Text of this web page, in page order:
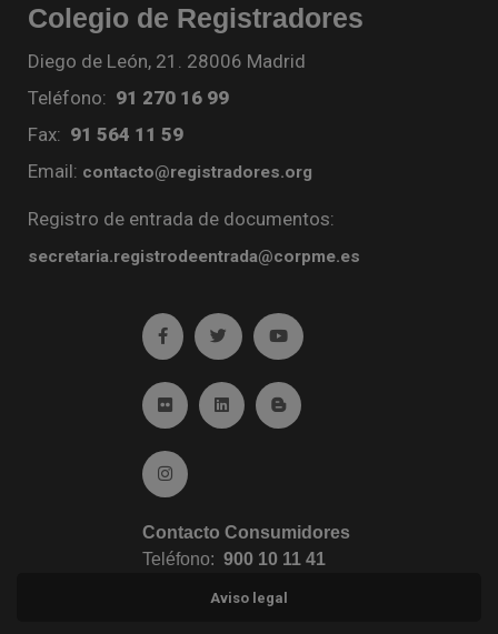
Colegio de Registradores
Diego de León, 21. 28006 Madrid
Teléfono: 91 270 16 99
Fax: 91 564 11 59
Email: contacto@registradores.org
Registro de entrada de documentos:
secretaria.registrodeentrada@corpme.es
Ir a facebook (abre en ventana nueva)
Ir a twitter (abre en ventana nueva)
Ir a YouTube (abre en
Ir a Flickr (abre en ventana nueva)
Ir a Linkedin (abre en ventana nueva)
Ir al Blog (abre en ventana
Ir a Instagram (abre en ventana nueva)
Contacto Consumidores
Teléfono: 900 10 11 41
Aviso legal